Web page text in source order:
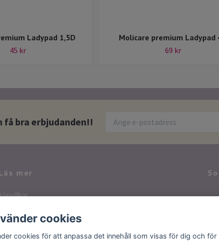
Ladypad 1,5D
45 kr
Molicare premium Ladypad
69 kr
bra erbjudanden!!
mer
frågor cookies
cookies för att anpassa det innehåll som visas för dig och för